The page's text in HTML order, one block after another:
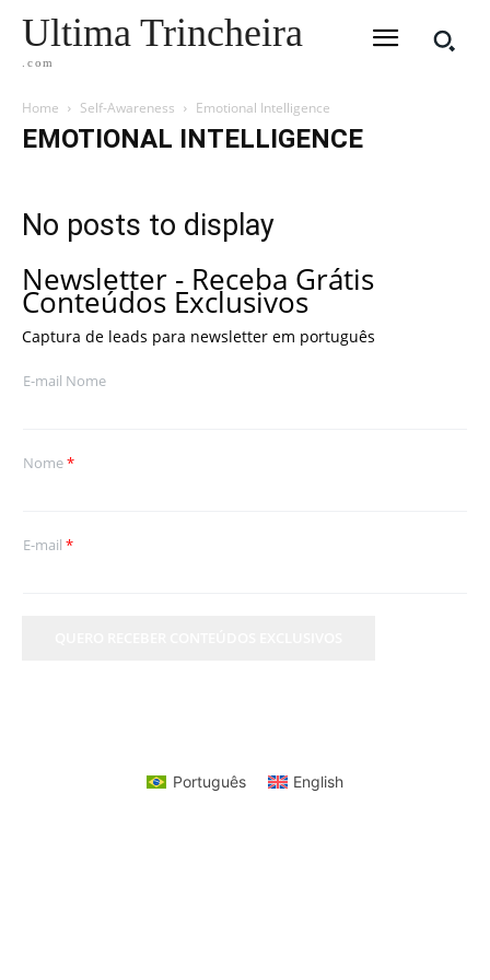
Ultima Trincheira
.com
Home Self-Awareness Emotional Intelligence
EMOTIONAL INTELLIGENCE
No posts to display
Newsletter - Receba Grátis
Conteúdos Exclusivos
Captura de leads para newsletter em português
E-mail Nome
Nome*
E-mail *
Português English